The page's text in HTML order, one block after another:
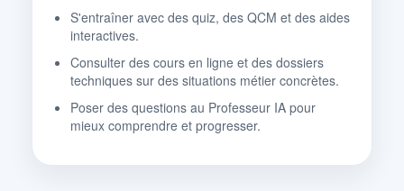
S'entraîner avec des quiz, des QCM et des aides
interactives.
Consulter des cours en ligne et des dossiers
techniques sur des situations métier concrètes.
Poser des questions au Professeur IA pour
mieux comprendre et progresser.